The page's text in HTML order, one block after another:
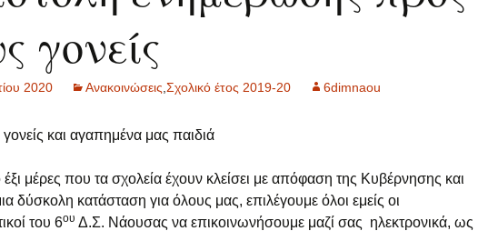
Οι μαθητές/ριες μαςαποστάσεως
Δ΄ τάξη… εξ
αποστάσεως
Ε΄ τάξη… εξ
Στ΄ τάξη… εξ
αποστάσεως
γονείς
2020 Ανακοινώσεις Σχολικό έτος 2019-20 6dimnaou
και αγαπημένα μας παιδιά
μέρες που τα σχολεία έχουν κλείσει με απόφαση της Κυβέρνησης και
δύσκολη κατάσταση για όλους μας, επιλέγουμε όλοι εμείς οι
του 6ου Δ.Σ. Νάουσας να επικοινωνήσουμε μαζί σας ηλεκτρονικά, ως